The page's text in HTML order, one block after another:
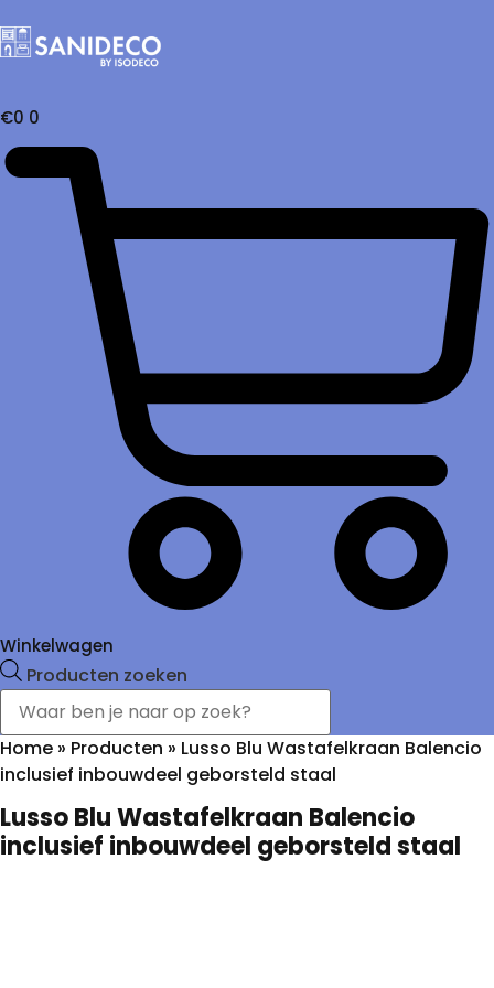
€0 0
Winkelwagen
Producten zoeken
Home » Producten » Lusso Blu Wastafelkraan Balencio
inclusief inbouwdeel geborsteld staal
Lusso Blu Wastafelkraan Balencio
inclusief inbouwdeel geborsteld staal